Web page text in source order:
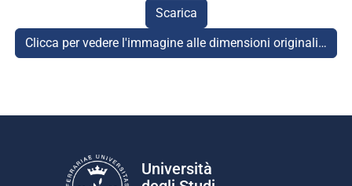
Scarica
Clicca per vedere l'immagine alle dimensioni originali…
Università